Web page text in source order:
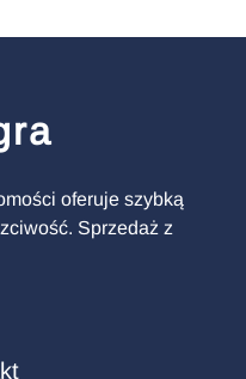
oferuje szybką
Sprzedaż z